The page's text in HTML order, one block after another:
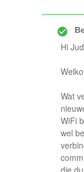
Hi
Wat
WiFi
wel
die